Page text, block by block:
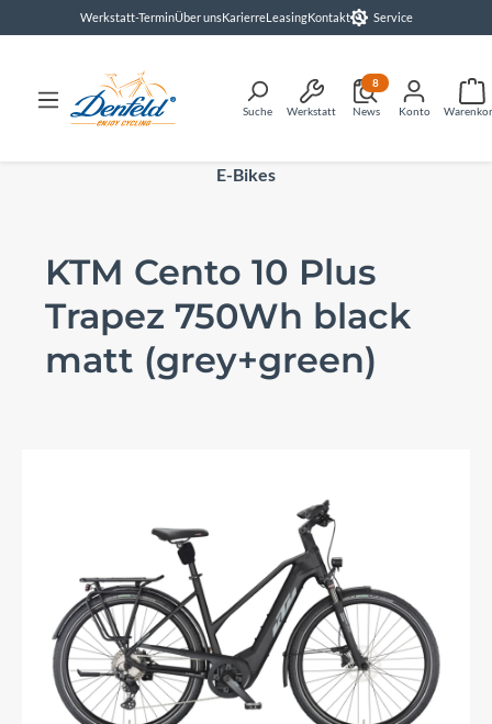
springenWerkstatt-TerminÜber unsKarierreLeasingKontakt Service
Suche Werkstatt News
8
Konto
E-Bikes
KTM Cento 10 Plus
Trapez 750Wh black
matt (grey+green)